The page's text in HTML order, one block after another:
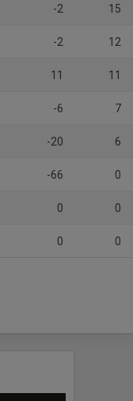
-2 15
-2 12
11 11
-6 7
-20 6
-66 0
0 0
0 0